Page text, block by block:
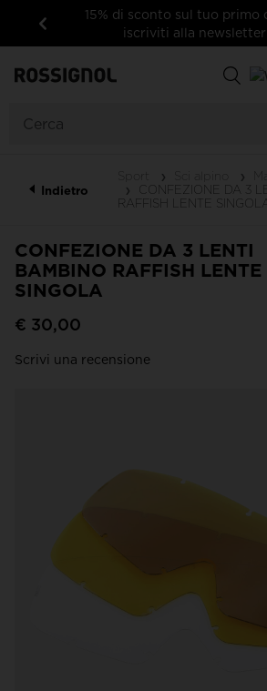
Indietro
15% di sconto sul tuo primo
iscriviti alla
Indietro
CONFEZIONE DA 3
RAFFISH LENTE
CONFEZIONE DA 3 LENTI
BAMBINO RAFFISH LENTE
SINGOLA
Per aggiungere un prodotto alla Wishlist, seleziona
€ 30,00
Scrivi una recensione